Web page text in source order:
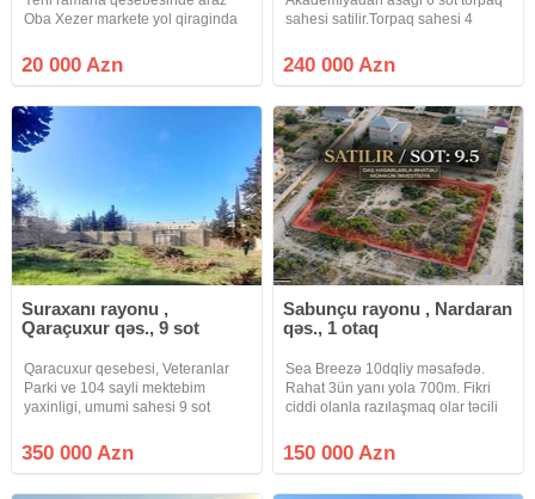
Oba Xezer markete yol qiraginda
senedli Xüsusi mulkiyet Senedi
yasayis menteqesi Torpaq sahesi
20 000 Azn
sahesi satilir.Torpaq sahesi 4
yaşayış evi villalardi.Qapisi
qoyulub.Icinde tikili var.Qazi ,
240 000 Azn
Suraxanı rayonu ,
Qaraçuxur qəs., 9 sot
Qaracuxur qesebesi, Veteranlar
Parki ve 104 sayli mektebim
yaxinligi, umumi sahesi 9 sot
Dash hasari, komunikasiyya
xetleri movcuddur, erazide agaclar
350 000 Azn
Sabunçu rayonu , Nardaran
qəs., 1 otaq
Sea Breezə 10dqliy məsafədə.
Rahat 3ün yanı yola 700m. Fikri
ciddi olanla razılaşmaq olar təcili
150 000 Azn